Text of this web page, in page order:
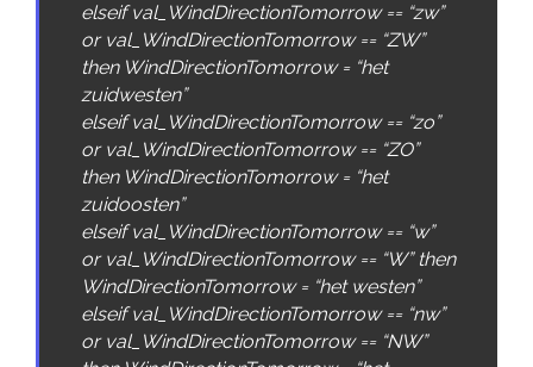
elseif val_WindDirectionTomorrow== “zw”
or val_WindDirectionTomorrow== “ZW”
then WindDirectionTomorrow= “het
zuidwesten”
elseif val_WindDirectionTomorrow== “zo”
or val_WindDirectionTomorrow== “ZO”
then WindDirectionTomorrow= “het
zuidoosten”
elseif val_WindDirectionTomorrow== “w”
or val_WindDirectionTomorrow== “W” then
WindDirectionTomorrow= “het westen”
elseif val_WindDirectionTomorrow== “nw”
or val_WindDirectionTomorrow== “NW”